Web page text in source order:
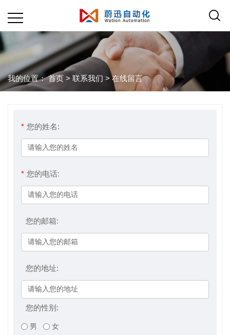
我的位置：首页 > 联系我们 >在线留言
* 您的姓名:
* 您的电话:
您的邮箱:
您的地址:
您的性别:
男 女